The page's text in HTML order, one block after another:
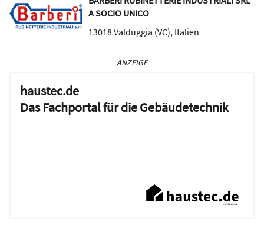
A SOCIO UNICO
13018Valduggia (VC), Italien
ANZEIGE
haustec.de
Das Fachportal für die Gebäudetechnik